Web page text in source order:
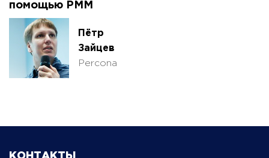
помощью PMM
Пётр
Зайцев
Percona